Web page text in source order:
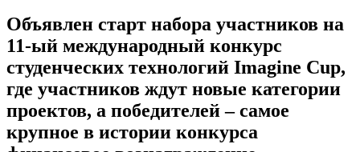
Объявлен старт набора участников на
11-ый международный конкурс
студенческих технологий Imagine Cup,
где участников ждут новые категории
проектов, а победителей – самое
крупное в истории конкурса